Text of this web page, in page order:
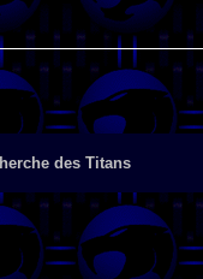
des Titans